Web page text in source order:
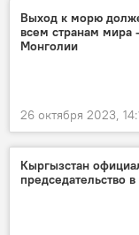
Выход к морю
всем странам мира
Монголии
26 октября 2023,
Кыргызстан
председательство